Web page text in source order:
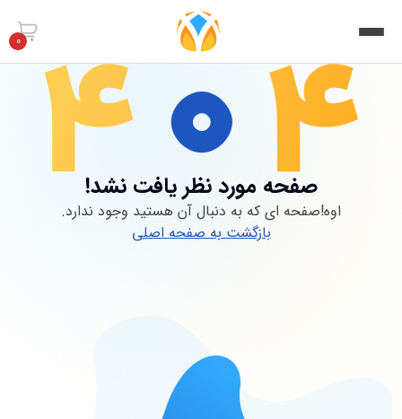
0
صفحه مورد نظر یافت نشد!
اوه!صفحه ای که به دنبال آن هستید وجود ندارد.
بازگشت به صفحه اصلی